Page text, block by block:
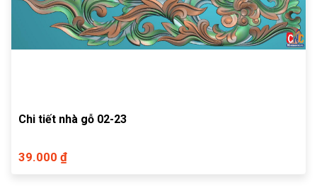
Chi tiết nhà gỗ 02-23
39.000 ₫